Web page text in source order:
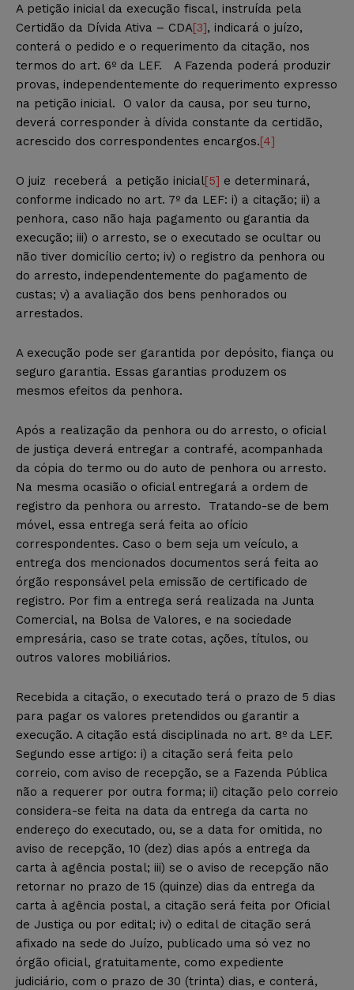
A petição inicial da execução fiscal, instruída pela
Certidão da Dívida Ativa – CDA[3], indicará o juízo,
conterá o pedido e o requerimento da citação, nos
termos do art. 6º da LEF. A Fazenda poderá produzir
provas, independentemente do requerimento expresso
na petição inicial. O valor da causa, por seu turno,
deverá corresponder à dívida constante da certidão,
acrescido dos correspondentes encargos.[4]
O juiz receberá a petição inicial[5] e determinará,
conforme indicado no art. 7º da LEF: i) a citação; ii) a
penhora, caso não haja pagamento ou garantia da
execução; iii) o arresto, se o executado se ocultar ou
não tiver domicílio certo; iv) o registro da penhora ou
do arresto, independentemente do pagamento de
custas; v) a avaliação dos bens penhorados ou
arrestados.
A execução pode ser garantida por depósito, fiança ou
seguro garantia. Essas garantias produzem os
mesmos efeitos da penhora.
Após a realização da penhora ou do arresto, o oficial
de justiça deverá entregar a contrafé, acompanhada
da cópia do termo ou do auto de penhora ou arresto.
Na mesma ocasião o oficial entregará a ordem de
registro da penhora ou arresto. Tratando-se de bem
móvel, essa entrega será feita ao ofício
correspondentes. Caso o bem seja um veículo, a
entrega dos mencionados documentos será feita ao
órgão responsável pela emissão de certificado de
registro. Por fim a entrega será realizada na Junta
Comercial, na Bolsa de Valores, e na sociedade
empresária, caso se trate cotas, ações, títulos, ou
outros valores mobiliários.
Recebida a citação, o executado terá o prazo de 5 dias
para pagar os valores pretendidos ou garantir a
execução. A citação está disciplinada no art. 8º da LEF.
Segundo esse artigo: i) a citação será feita pelo
correio, com aviso de recepção, se a Fazenda Pública
não a requerer por outra forma; ii) citação pelo correio
considera-se feita na data da entrega da carta no
endereço do executado, ou, se a data for omitida, no
aviso de recepção, 10 (dez) dias após a entrega da
carta à agência postal; iii) se o aviso de recepção não
retornar no prazo de 15 (quinze) dias da entrega da
carta à agência postal, a citação será feita por Oficial
de Justiça ou por edital; iv) o edital de citação será
afixado na sede do Juízo, publicado uma só vez no
órgão oficial, gratuitamente, como expediente
judiciário, com o prazo de 30 (trinta) dias, e conterá,